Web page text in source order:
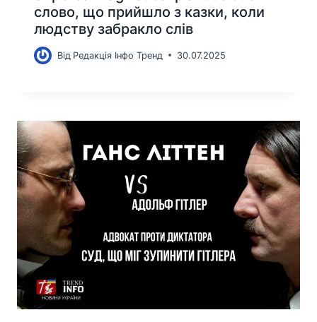
слово, що прийшло з казки, коли
людству забракло слів
Від Редакція Інфо Тренд 30.07.2025